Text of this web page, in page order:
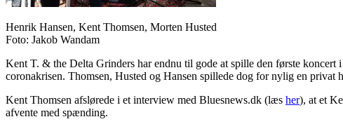
Henrik Hansen, Kent Thomsen, Morten Husted
Foto: Jakob Wandam
Kent T. & the Delta Grinders har endnu til gode at spille den første
coronakrisen. Thomsen, Husted og Hansen spillede dog for nylig en privat
Kent Thomsen afslørede i et interview med Bluesnews.dk (læs her), at et
afvente med spænding.